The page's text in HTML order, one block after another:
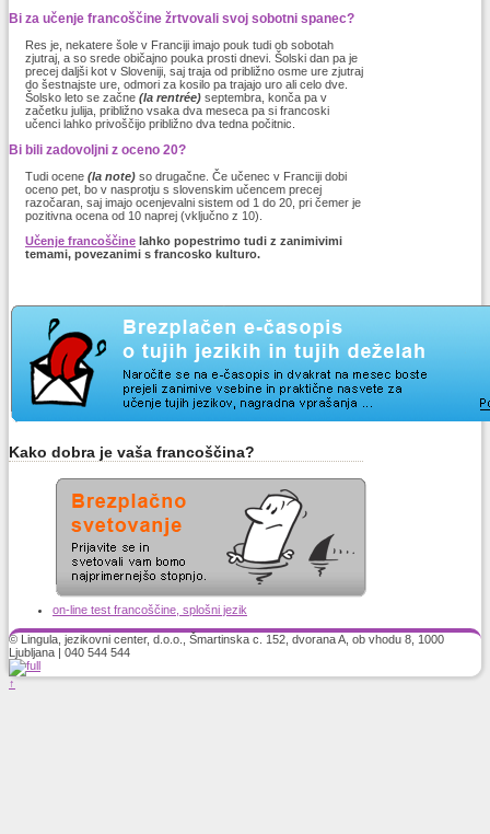
Bi za učenje francoščine žrtvovali svoj sobotni spanec?
Res je, nekatere šole v Franciji imajo pouk tudi ob sobotah
zjutraj, a so srede običajno pouka prosti dnevi. Šolski dan pa je
precej daljši kot v Sloveniji, saj traja od približno osme ure zjutraj
do šestnajste ure, odmori za kosilo pa trajajo uro ali celo dve.
Šolsko leto se začne (la rentrée) septembra, konča pa v
začetku julija, približno vsaka dva meseca pa si francoski
učenci lahko privoščijo približno dva tedna počitnic.
Bi bili zadovoljni z oceno 20?
Tudi ocene (la note) so drugačne. Če učenec v Franciji dobi
oceno pet, bo v nasprotju s slovenskim učencem precej
razočaran, saj imajo ocenjevalni sistem od 1 do 20, pri čemer je
pozitivna ocena od 10 naprej (vključno z 10).
Učenje francoščine lahko popestrimo tudi z zanimivimi
temami, povezanimi s francosko kulturo.
Kako dobra je vaša francoščina?
on-line test francoščine, splošni jezik
© Lingula, jezikovni center, d.o.o., Šmartinska c. 152, dvorana A, ob vhodu 8, 1000
Ljubljana | 040 544 544
↑